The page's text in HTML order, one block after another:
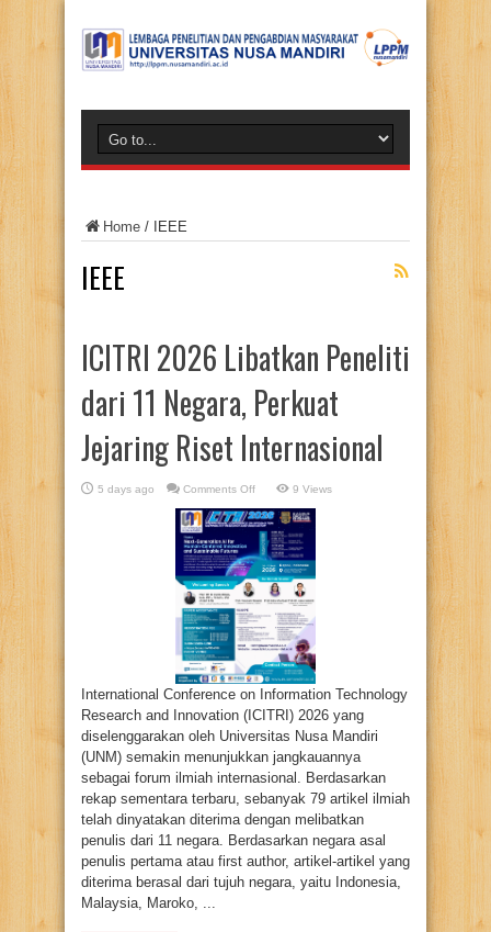
Home / IEEE
IEEE
ICITRI 2026 Libatkan Peneliti
dari 11 Negara, Perkuat
Jejaring Riset Internasional
5 days ago Comments Offon
2026
Libatkan
Peneliti
dari
11
Negara,
Perkuat
Jejaring
Internasional
9 Views
International Conference on Information Technology
Research and Innovation (ICITRI) 2026 yang
diselenggarakan oleh Universitas Nusa Mandiri
(UNM) semakin menunjukkan jangkauannya
sebagai forum ilmiah internasional. Berdasarkan
rekap sementara terbaru, sebanyak 79 artikel ilmiah
telah dinyatakan diterima dengan melibatkan
penulis dari 11 negara. Berdasarkan negara asal
penulis pertama atau first author, artikel-artikel yang
diterima berasal dari tujuh negara, yaitu Indonesia,
Malaysia, Maroko, ...